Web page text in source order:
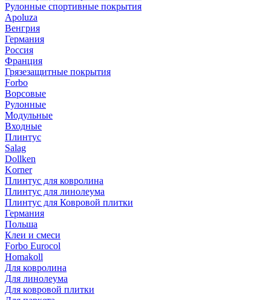
Рулонные спортивные покрытия
Apoluza
Венгрия
Германия
Россия
Франция
Грязезащитные покрытия
Forbo
Ворсовые
Рулонные
Модульные
Входные
Плинтус
Salag
Dollken
Korner
Плинтус для ковролина
Плинтус для линолеума
Плинтус для Ковровой плитки
Германия
Польша
Клеи и смеси
Forbo Eurocol
Homakoll
Для ковролина
Для линолеума
Для ковровой плитки